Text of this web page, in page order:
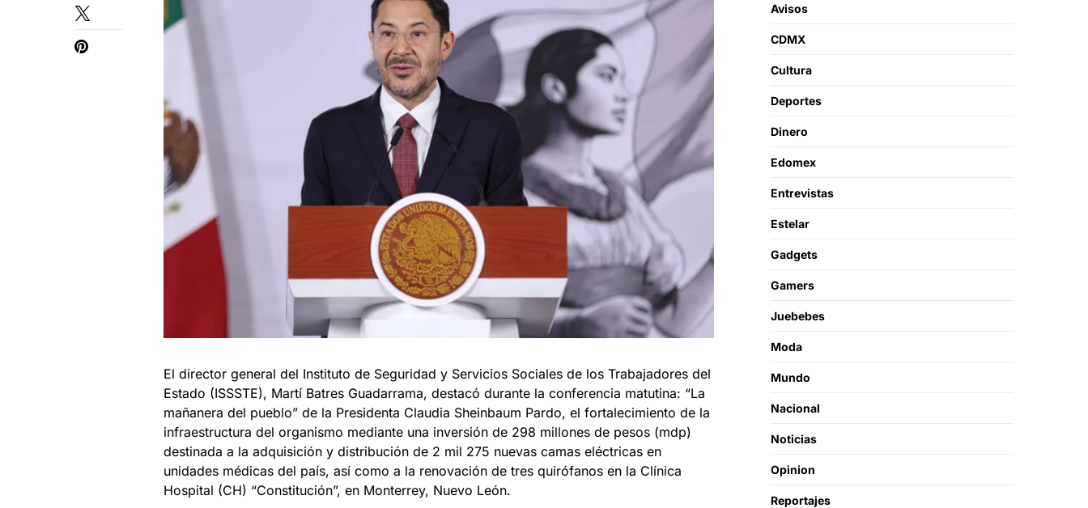
El director general del Instituto de Seguridad y Servicios Sociales de los Trabajadores del
Estado (ISSSTE), Martí Batres Guadarrama, destacó durante la conferencia matutina: “La
mañanera del pueblo” de la Presidenta Claudia Sheinbaum Pardo, el fortalecimiento de la
infraestructura del organismo mediante una inversión de 298 millones de pesos (mdp)
destinada a la adquisición y distribución de 2 mil 275 nuevas camas eléctricas en
unidades médicas del país, así como a la renovación de tres quirófanos en la Clínica
Hospital (CH) “Constitución”, en Monterrey, Nuevo León.
Avisos
CDMX
Cultura
Deportes
Dinero
Edomex
Entrevistas
Estelar
Gadgets
Gamers
Juebebes
Moda
Mundo
Nacional
Noticias
Opinion
Reportajes